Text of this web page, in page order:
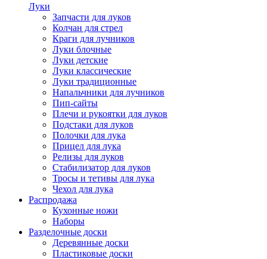
Луки
Запчасти для луков
Колчан для стрел
Краги для лучников
Луки блочные
Луки детские
Луки классические
Луки традиционные
Напальчники для лучников
Пип-сайты
Плечи и рукоятки для луков
Подстаки для луков
Полочки для лука
Прицел для лука
Релизы для луков
Стабилизатор для луков
Тросы и тетивы для лука
Чехол для лука
Распродажа
Кухонные ножи
Наборы
Разделочные доски
Деревянные доски
Пластиковые доски